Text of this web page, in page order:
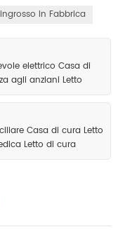
In Fabbrica
elettrico Casa di
agli anziani Letto
Casa di cura Letto
Letto di cura